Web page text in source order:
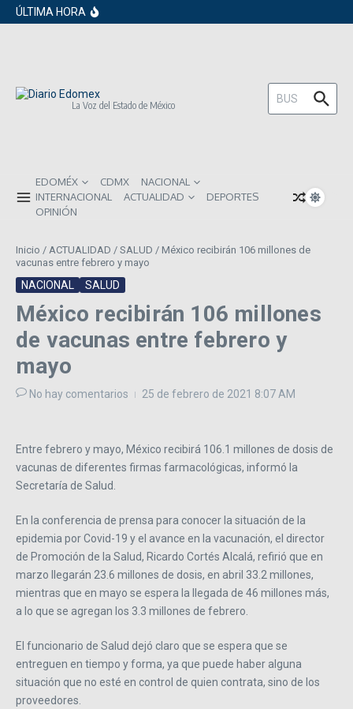
Saltar al contenido
ÚLTIMA HORA
inversionistas extranjeros; emite nueva
comunes entre los mexicanos
La Voz del Estado de México
Buscar:
EDOMÉX CDMX
NACIONAL
INTERNACIONAL
ACTUALIDAD
DEPORTES
OPINIÓN
Inicio / ACTUALIDAD / SALUD / México recibirán 106 millones de
vacunas entre febrero y mayo
NACIONAL SALUD
México recibirán 106 millones
de vacunas entre febrero y
mayo
No hay comentarios 25 de febrero de 2021 8:07 AM
Entre febrero y mayo, México recibirá 106.1 millones de dosis de
vacunas de diferentes firmas farmacológicas, informó la
Secretaría de Salud.
En la conferencia de prensa para conocer la situación de la
epidemia por Covid-19 y el avance en la vacunación, el director
de Promoción de la Salud, Ricardo Cortés Alcalá, refirió que en
marzo llegarán 23.6 millones de dosis, en abril 33.2 millones,
mientras que en mayo se espera la llegada de 46 millones más,
a lo que se agregan los 3.3 millones de febrero.
El funcionario de Salud dejó claro que se espera que se
entreguen en tiempo y forma, ya que puede haber alguna
situación que no esté en control de quien contrata, sino de los
proveedores.